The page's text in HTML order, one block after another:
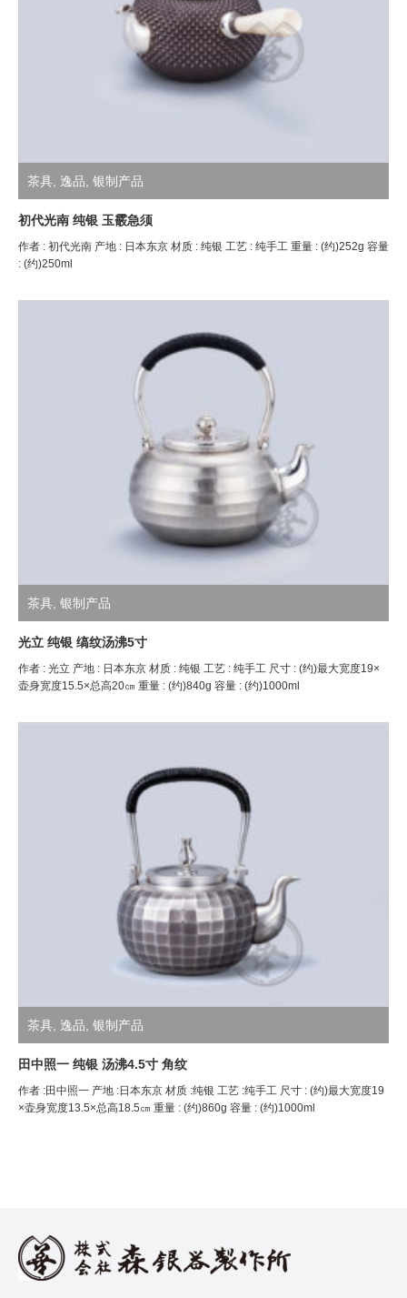
茶具 逸品 银制产品
初代光南 纯银 玉霰急须
作者 : 初代光南 产地 : 日本东京 材质 : 纯银 工艺 : 纯手工 重量 : (约)252g 容量
: (约)250ml
茶具 银制产品
光立 纯银 缟纹汤沸5寸
作者 : 光立 产地 : 日本东京 材质 : 纯银 工艺 : 纯手工 尺寸 : (约)最大宽度19×
壶身宽度15.5×总高20㎝ 重量 : (约)840g 容量 : (约)1000ml
茶具 逸品 银制产品
田中照一 纯银 汤沸4.5寸 角纹
作者 :田中照一 产地 :日本东京 材质 :纯银 工艺 :纯手工 尺寸 : (约)最大宽度19
×壶身宽度13.5×总高18.5㎝ 重量 : (约)860g 容量 : (约)1000ml